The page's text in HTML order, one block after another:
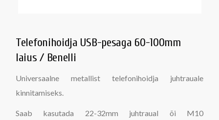
Telefonihoidja USB-pesaga 60-100mm
laius / Benelli
Universaalne metallist telefonihoidja juhtrauale
kinnitamiseks.
Saab kasutada 22-32mm juhtraual õi M10